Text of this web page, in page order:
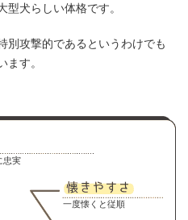
犬らしい体格です。
別攻撃的であるというわけでも
す。
忠実
一度懐くと従順